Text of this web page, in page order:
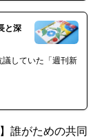
と深
していた「週刊新
誰がための共同